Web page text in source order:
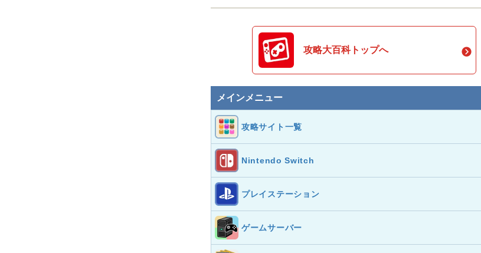
攻略大百科トップへ
メインメニュー
攻略サイト一覧
Nintendo Switch
プレイステーション
ゲームサーバー